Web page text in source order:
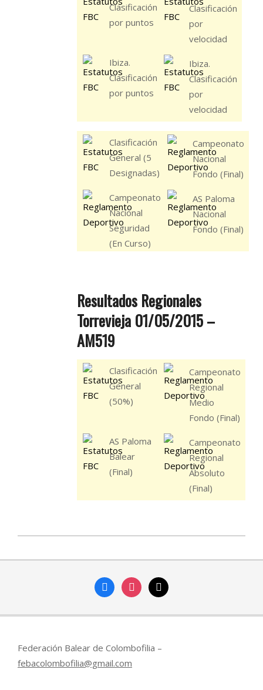
Clasificación
por puntos
Clasificación
por
velocidad
Ibiza.
Clasificación
por puntos
Ibiza.
Clasificación
por
velocidad
Clasificación
General (5
Designadas)
Campeonato
Nacional
Fondo (Final)
Campeonato
Nacional
Seguridad
(En Curso)
AS Paloma
Nacional
Fondo (Final)
Resultados Regionales
Torrevieja 01/05/2015 –
AM519
Clasificación
General
(50%)
Campeonato
Regional
Medio
Fondo (Final)
AS Paloma
Balear
(Final)
Campeonato
Regional
Absoluto
(Final)
03-
facebookinstagram
mail
Federación Balear de Colombofilia –
febacolombofilia@gmail.com